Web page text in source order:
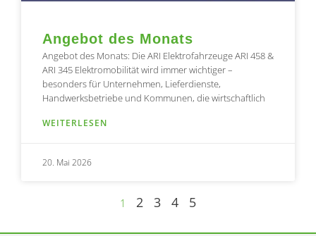
Angebot des Monats
Angebot des Monats: Die ARI Elektrofahrzeuge ARI 458 &
ARI 345 Elektromobilität wird immer wichtiger –
besonders für Unternehmen, Lieferdienste,
Handwerksbetriebe und Kommunen, die wirtschaftlich
WEITERLESEN
20. Mai 2026
1 2 3 4 5